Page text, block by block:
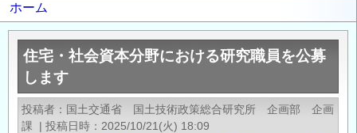
移
パ
ン
く
ホーム
住宅・社会資本分野における研究職員を公募
します
投稿者
国土交通省 国土技術政策総合研究所 企画部 企画
課
| 投稿日時
2025/10/21(火) 18:09